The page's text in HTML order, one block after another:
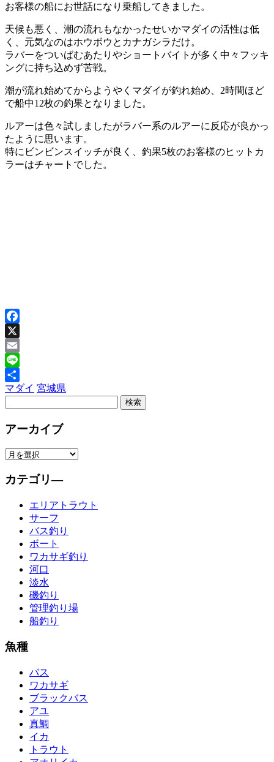
お客様の船にお世話になり乗船してきました。
天候も悪く、潮の流れもなかったせいかマダイの活性は低
く、元気なのはホウボウとカナガシラだけ。
ラバーをついばむあたりやショートバイトが多く中々フッキ
ングに持ち込めず苦戦。
潮が流れ始めてからようやくマダイが釣れ始め、2時間ほど
で船中12枚の釣果となりました。
ルアーは色々試しましたがラバー系のルアーに反応が良かっ
たように思います。
特にビンビンスイッチが良く、釣果5枚のお客様のヒットカ
ラーはチャートでした。
Facebook
X
Email
Line
共
マダイ 宮城県
アーカイブ
カテゴリ―
エリアトラウト
サーフ
バス釣り
ボート
ワカサギ釣り
河口
淡水
磯釣り
管理釣り場
船釣り
魚種
バス
ワカサギ
ブラックバス
アユ
真鯛
イカ
トラウト